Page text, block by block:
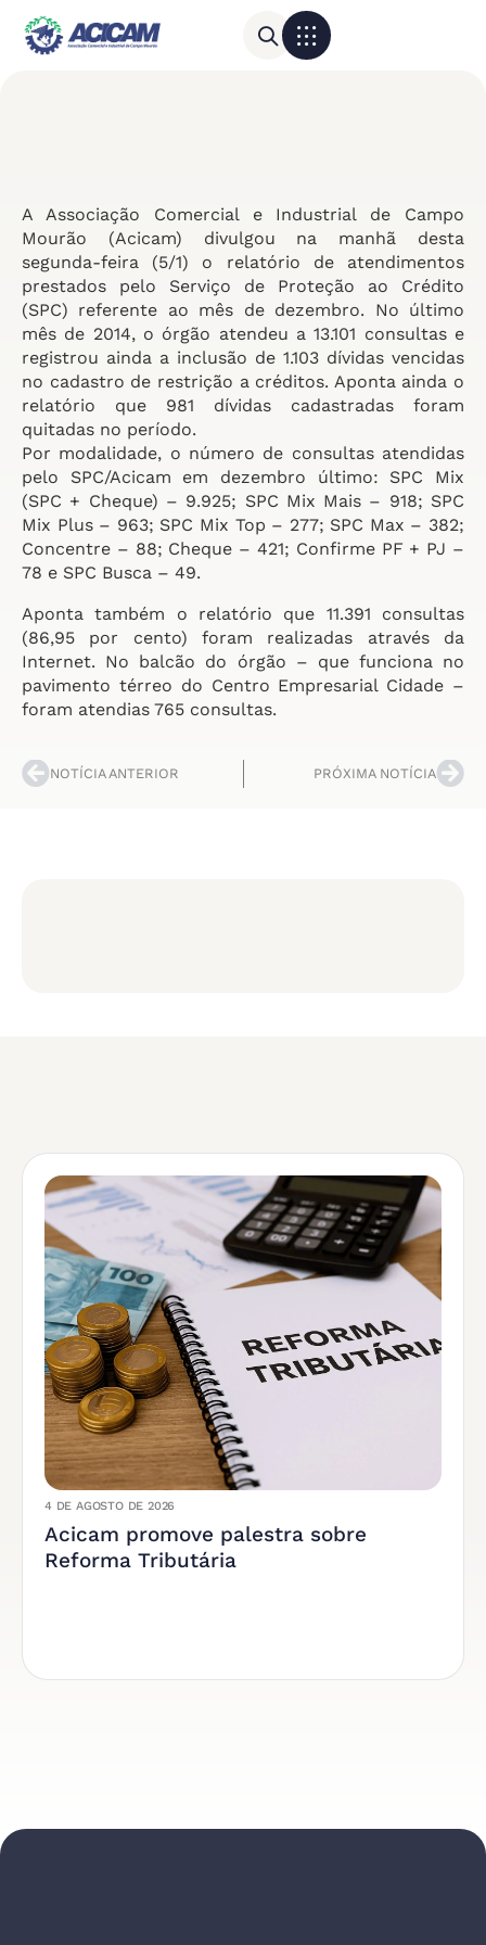
A Associação Comercial e Industrial de Campo
Mourão (Acicam) divulgou na manhã desta
segunda-feira (5/1) o relatório de atendimentos
prestados pelo Serviço de Proteção ao Crédito
(SPC) referente ao mês de dezembro. No último
mês de 2014, o órgão atendeu a 13.101 consultas e
registrou ainda a inclusão de 1.103 dívidas vencidas
no cadastro de restrição a créditos. Aponta ainda o
relatório que 981 dívidas cadastradas foram
quitadas no período.
Por modalidade, o número de consultas atendidas
pelo SPC/Acicam em dezembro último: SPC Mix
(SPC + Cheque) – 9.925; SPC Mix Mais – 918; SPC
Mix Plus – 963; SPC Mix Top – 277; SPC Max – 382;
Concentre – 88; Cheque – 421; Confirme PF + PJ –
78 e SPC Busca – 49.
Aponta também o relatório que 11.391 consultas
(86,95 por cento) foram realizadas através da
Internet. No balcão do órgão – que funciona no
pavimento térreo do Centro Empresarial Cidade –
foram atendias 765 consultas.
NOTÍCIA ANTERIOR PRÓXIMA NOTÍCIA
4 DE AGOSTO DE 2026
Acicam promove palestra sobre
Reforma Tributária